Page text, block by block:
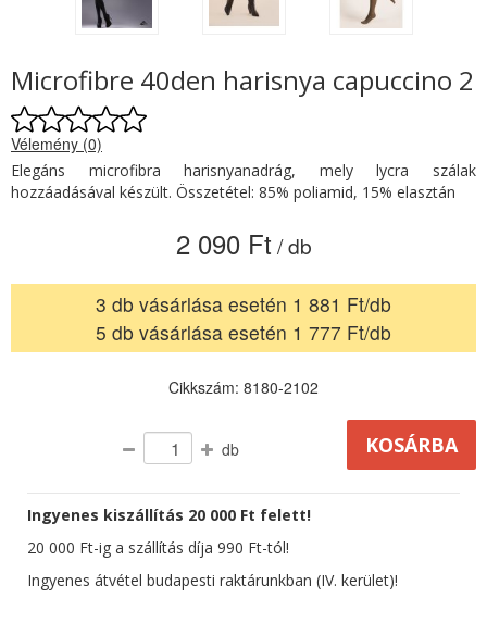
Microfibre 40den harisnya capuccino 2
Vélemény (0)
Elegáns microfibra harisnyanadrág, mely lycra szálak
hozzáadásával készült. Összetétel: 85% poliamid, 15% elasztán
2 090 Ft / db
3 db vásárlása esetén 1 881 Ft/db
5 db vásárlása esetén 1 777 Ft/db
Cikkszám: 8180-2102
db
Ingyenes kiszállítás 20 000 Ft felett!
20 000 Ft-ig a szállítás díja 990 Ft-tól!
Ingyenes átvétel budapesti raktárunkban (IV. kerület)!